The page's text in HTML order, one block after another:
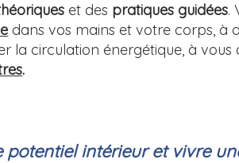
et des pratiques guidées.
dans vos mains et votre corps, à
la circulation énergétique, à
.
intérieur et vivre